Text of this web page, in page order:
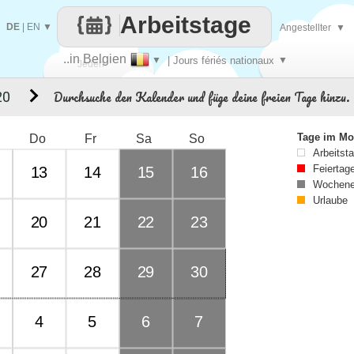
Jeden
..in Belgien ▼ | Jours fériés nationaux ▼
Arbeitstage
DE EN ▼ Angestellter ▼
Durchsuche den Kalender und füge deine freien Tage hinzu.
Do Fr Sa So
13 14 15 16
20 21 22 23
27 28 29 30
4 5 6 7
Tage im
Urlaube